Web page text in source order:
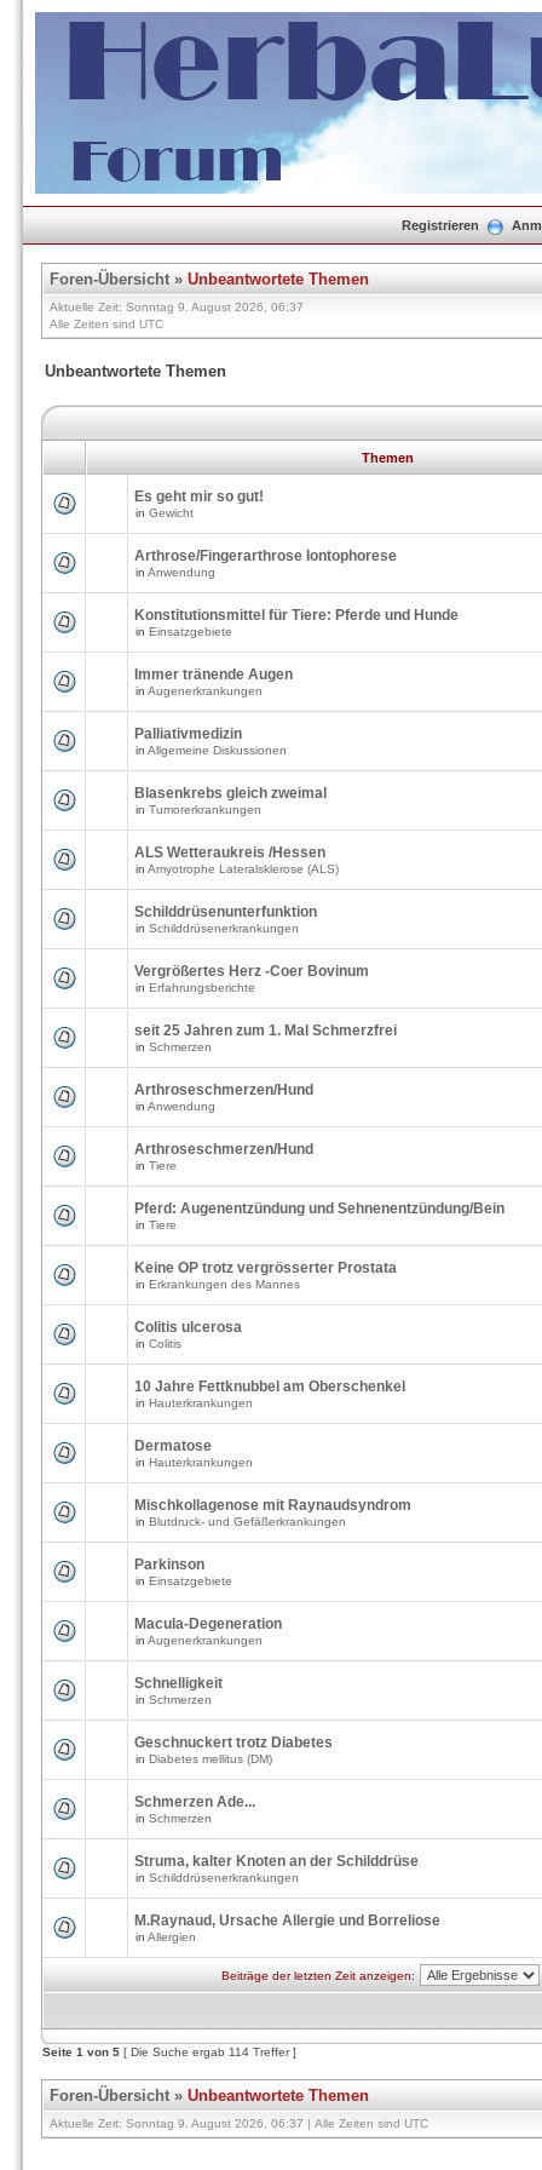
Registrieren
Foren-Übersicht» Unbeantwortete Themen
Aktuelle Zeit: Sonntag 9. August 2026, 06:37
Alle Zeiten sind UTC
Unbeantwortete Themen
Themen
Es geht mir so gut!
in Gewicht
Arthrose/Fingerarthrose Iontophorese
in Anwendung
Konstitutionsmittel für Tiere: Pferde und Hunde
in Einsatzgebiete
Immer tränende Augen
in Augenerkrankungen
Palliativmedizin
in Allgemeine Diskussionen
Blasenkrebs gleich zweimal
in Tumorerkrankungen
ALS Wetteraukreis /Hessen
in Amyotrophe Lateralsklerose (ALS)
Schilddrüsenunterfunktion
in Schilddrüsenerkrankungen
Vergrößertes Herz -Coer Bovinum
in Erfahrungsberichte
seit 25 Jahren zum 1. Mal Schmerzfrei
in Schmerzen
Arthroseschmerzen/Hund
in Anwendung
Arthroseschmerzen/Hund
in Tiere
Pferd: Augenentzündung und Sehnenentzündung/Bein
in Tiere
Keine OP trotz vergrösserter Prostata
in Erkrankungen des Mannes
Colitis ulcerosa
in Colitis
10 Jahre Fettknubbel am Oberschenkel
in Hauterkrankungen
Dermatose
in Hauterkrankungen
Mischkollagenose mit Raynaudsyndrom
in Blutdruck- und Gefäßerkrankungen
Parkinson
in Einsatzgebiete
Macula-Degeneration
in Augenerkrankungen
Schnelligkeit
in Schmerzen
Geschnuckert trotz Diabetes
in Diabetes mellitus (DM)
Schmerzen Ade...
in Schmerzen
Struma, kalter Knoten an der Schilddrüse
in Schilddrüsenerkrankungen
M.Raynaud, Ursache Allergie und Borreliose
in Allergien
Beiträge der letzten Zeit anzeigen:
Seite 1 von 5 [ Die Suche ergab 114 Treffer ]
Foren-Übersicht» Unbeantwortete Themen
Aktuelle Zeit: Sonntag 9. August 2026, 06:37 | Alle Zeiten sind UTC